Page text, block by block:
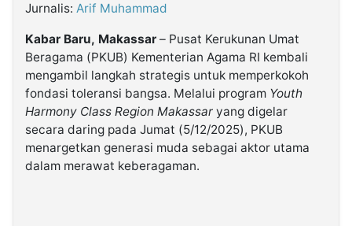
Kabarbaru.co
Media
Jurnalis: Arif Muhammad
Kabar Baru, Makassar – Pusat Kerukunan Umat
Beragama (PKUB) Kementerian Agama RI kembali
mengambil langkah strategis untuk memperkokoh
fondasi toleransi bangsa. Melalui program Youth
Harmony Class Region Makassar yang digelar
secara daring pada Jumat (5/12/2025), PKUB
menargetkan generasi muda sebagai aktor utama
dalam merawat keberagaman.